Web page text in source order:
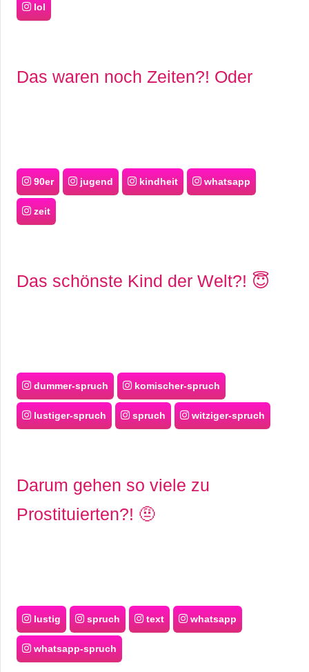
lol
Das waren noch Zeiten?! Oder
90er jugend kindheit whatsapp
zeit
Das schönste Kind der Welt?! 😇
dummer-spruch komischer-spruch
lustiger-spruch spruch witziger-spruch
Darum gehen so viele zu
Prostituierten?! 🤨
lustig spruch text whatsapp
whatsapp-spruch